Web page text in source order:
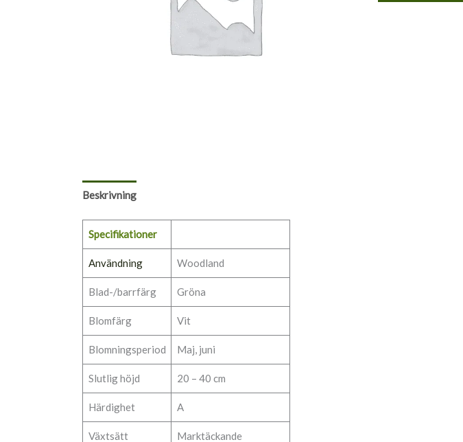
Beskrivning
Specifikationer
Användning Woodland
Blad-/barrfärg Gröna
Blomfärg Vit
Blomningsperiod Maj, juni
Slutlig höjd 20 – 40 cm
Härdighet A
Växtsätt Marktäckande